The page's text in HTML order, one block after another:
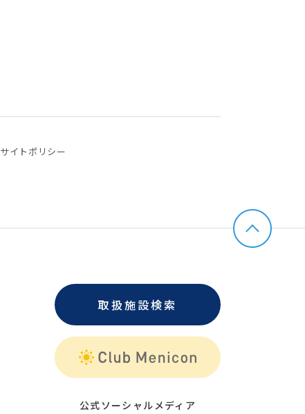
サイトポリシー
取扱施設検索
公式ソーシャルメディア